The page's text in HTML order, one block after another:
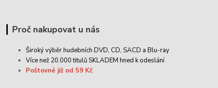
Proč nakupovat u nás
Široký výběr hudebních DVD, CD,SACD a Blu-ray
Více než 20.000 titulů SKLADEM hned k odeslání
Poštovné již od 59 Kč